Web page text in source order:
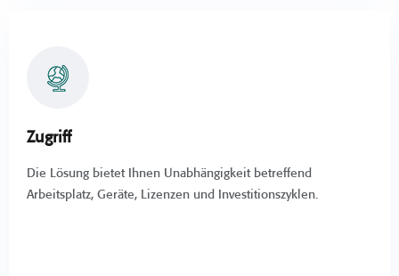
Zugriff
Die Lösung bietet Ihnen Unabhängigkeit betreffend
Arbeitsplatz, Geräte, Lizenzen und Investitionszyklen.